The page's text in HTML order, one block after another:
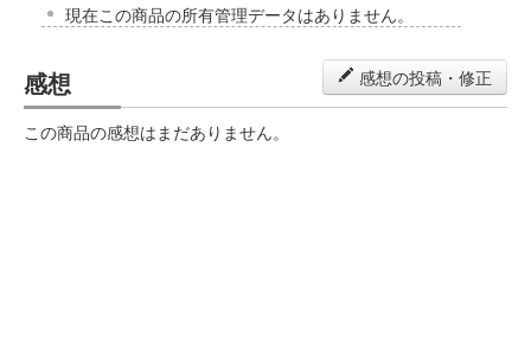
現在この商品の所有管理データはありません。
感想 感想の投稿・修正
この商品の感想はまだありません。